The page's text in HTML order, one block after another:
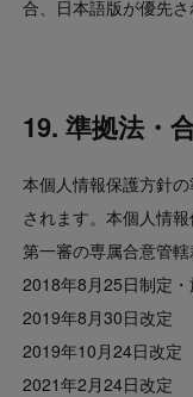
合、日本語版が優先さ
19. 準拠法・
本個人情報保護方針
されます。本個人情
第一審の専属合意管
2018年8月25日制定
2019年8月30日改定
2019年10月24日改定
2021年2月24日改定